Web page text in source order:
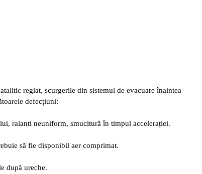
reglat, scurgerile din sistemul de evacuare înaintea
defecțiuni:
ralanti neuniform, smucitură în timpul accelerației.
să fie disponibil aer comprimat.
după ureche.